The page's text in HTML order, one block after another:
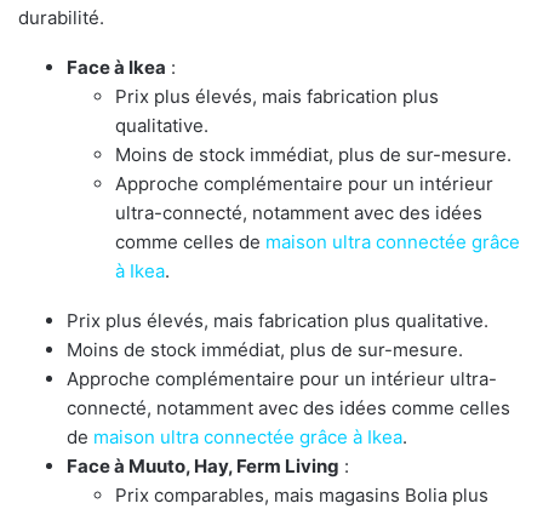
durabilité.
Face à Ikea :
Prix plus élevés, mais fabrication plus
qualitative.
Moins de stock immédiat, plus de sur-mesure.
Approche complémentaire pour un intérieur
ultra-connecté, notamment avec des idées
comme celles de maison ultra connectée grâce
à Ikea.
Prix plus élevés, mais fabrication plus qualitative.
Moins de stock immédiat, plus de sur-mesure.
Approche complémentaire pour un intérieur ultra-
connecté, notamment avec des idées comme celles
de maison ultra connectée grâce à Ikea.
Face à Muuto, Hay, Ferm Living :
Prix comparables, mais magasins Bolia plus